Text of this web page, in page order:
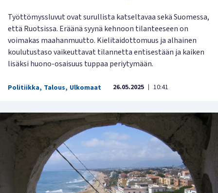
Työttömyssluvut ovat surullista katseltavaa sekä Suomessa,
että Ruotsissa. Eräänä syynä kehnoon tilanteeseen on
voimakas maahanmuutto. Kielitaidottomuus ja alhainen
koulutustaso vaikeuttavat tilannetta entisestään ja kaiken
lisäksi huono-osaisuus tuppaa periytymään.
Politiikka, Talous, Ulkomaat 26.05.2025 | 10:41